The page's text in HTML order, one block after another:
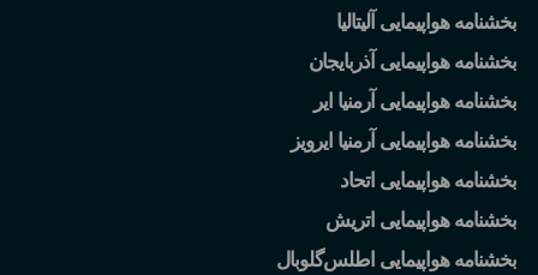
بخشنامه هواپیمایی آلیتالیا
بخشنامه هواپیمایی آذربایجان
بخشنامه هواپیمایی آرمنیا ایر
بخشنامه هواپیمایی آرمنیا ایرویز
بخشنامه هواپیمایی اتحاد
بخشنامه هواپیمایی اتریش
بخشنامه هواپیمایی اطلسگلوبال